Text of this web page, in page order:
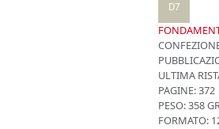
D7
ULTIMA
PAGINE: 372
PESO: 358
FORMATO: